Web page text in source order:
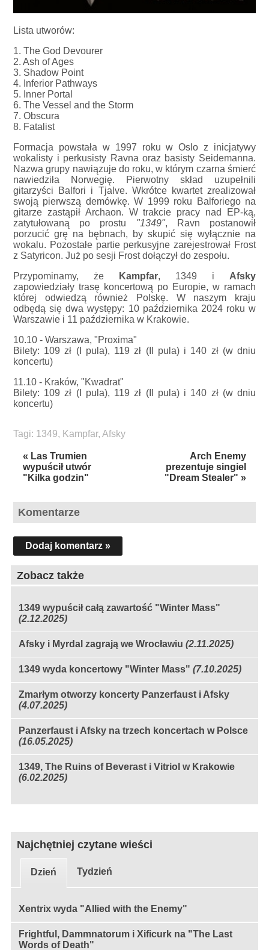
Lista utworów:
1. The God Devourer
2. Ash of Ages
3. Shadow Point
4. Inferior Pathways
5. Inner Portal
6. The Vessel and the Storm
7. Obscura
8. Fatalist
Formacja powstała w 1997 roku w Oslo z inicjatywy
wokalisty i perkusisty Ravna oraz basisty Seidemanna.
Nazwa grupy nawiązuje do roku, w którym czarna śmierć
nawiedziła Norwegię. Pierwotny skład uzupełnili
gitarzyści Balfori i Tjalve. Wkrótce kwartet zrealizował
swoją pierwszą demówkę. W 1999 roku Balforiego na
gitarze zastąpił Archaon. W trakcie pracy nad EP-ką,
zatytułowaną po prostu "1349", Ravn postanowił
porzucić grę na bębnach, by skupić się wyłącznie na
wokalu. Pozostałe partie perkusyjne zarejestrował Frost
z Satyricon. Już po sesji Frost dołączył do zespołu.
Przypominamy, że
Kampfar, 1349 i Afsky
zapowiedziały trasę koncertową po Europie, w ramach
której odwiedzą również Polskę. W naszym kraju
odbędą się dwa występy: 10 października 2024 roku w
Warszawie i 11 października w Krakowie.
10.10 - Warszawa, "Proxima"
Bilety: 109 zł (I pula), 119 zł (II pula) i 140 zł (w dniu
koncertu)
11.10 - Kraków, "Kwadrat"
Bilety: 109 zł (I pula), 119 zł (II pula) i 140 zł (w dniu
koncertu)
Tagi: 1349, Kampfar,Afsky
« Las Trumien
wypuścił utwór
"Kilka godzin"
Arch Enemy
prezentuje singiel
"Dream Stealer" »
Komentarze
Dodaj komentarz »
Zobacz także
1349 wypuścił całą zawartość "Winter Mass"
(2.12.2025)
Afsky i Myrdal zagrają we Wrocławiu (2.11.2025)
1349 wyda koncertowy "Winter Mass" (7.10.2025)
Zmarłym otworzy koncerty Panzerfaust i Afsky
(4.07.2025)
Panzerfaust i Afsky na trzech koncertach w Polsce
(16.05.2025)
1349, The Ruins of Beverast i Vitriol w Krakowie
(6.02.2025)
Najchętniej czytane wieści
Dzień Tydzień
Xentrix wyda "Allied with the Enemy"
Frightful, Dammnatorum i Xificurk na "The Last
Words of Death"